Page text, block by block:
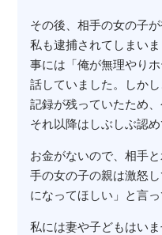
その後、相手の女の子
私も逮捕されてしまい
事には「俺が無理やり
話していました。しか
記録が残っていたため
それ以降はしぶしぶ認め
お金がないので、相手
手の女の子の親は激怒
になってほしい」と言っ
私には妻や子どもはい